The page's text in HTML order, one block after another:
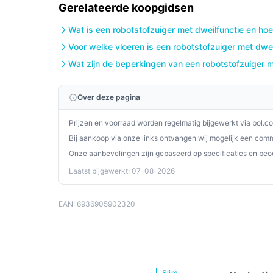
Conclusie
De Roborock Q10 S5+ is een uitstekende keuze
krachtige, efficiënte en gebruiksvriendelijke
handsfree reiniging biedt deze stofzuiger een
Ontdek alle specificaties en vergelijk prijzen
perfect past bij jouw behoeften!
Gerelateerde koopgidsen
Wat is een robotstofzuiger met dweilfunctie en
Voor welke vloeren is een robotstofzuiger met
Wat zijn de beperkingen van een robotstofzuiger
Over deze pagina
Prijzen en voorraad worden regelmatig bijgewerkt via
Bij aankoop via onze links ontvangen wij mogelijk een
Onze aanbevelingen zijn gebaseerd op specificaties en
Laatst bijgewerkt: 07-08-2026
EAN: 6936905902320